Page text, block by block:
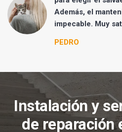
Además, el
impecable. Muy
PEDRO
Instalación y
de reparación